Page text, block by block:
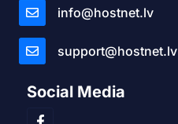
info@hostnet.lv
support@hostnet.lv
Social Media